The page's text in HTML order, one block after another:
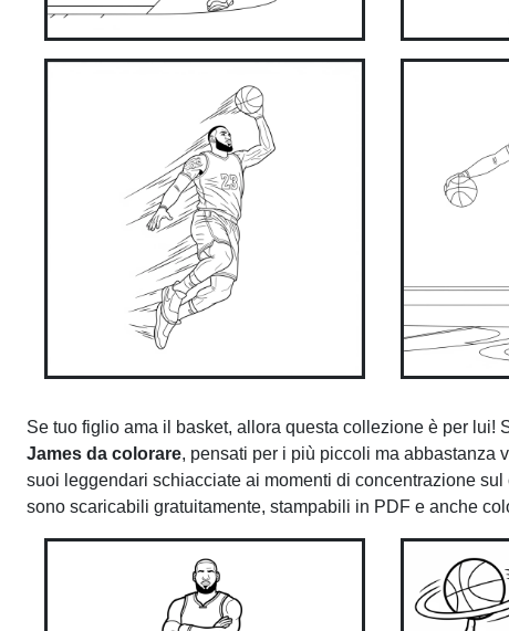
Se tuo figlio ama il basket, allora questa collezione è per lui!
James da colorare, pensati per i più piccoli ma abbastanza
suoi leggendari schiacciate ai momenti di concentrazione
sono scaricabili gratuitamente, stampabili in PDF e anche